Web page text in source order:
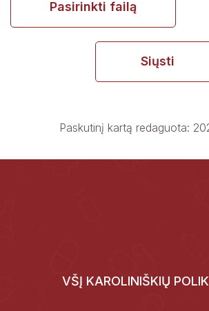
Pasirinkti failą
Siųsti
Paskutinį kartą redaguota:
VŠĮ KAROLINIŠKIŲ